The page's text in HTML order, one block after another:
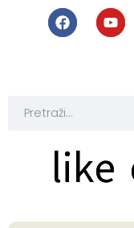
like
like